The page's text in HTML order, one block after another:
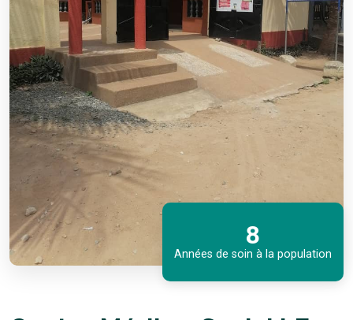
8
Années de soin à la population